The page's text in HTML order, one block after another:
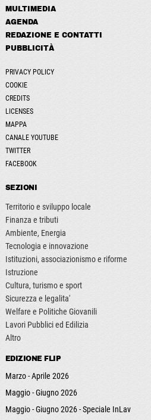
MULTIMEDIA
AGENDA
REDAZIONE E CONTATTI
PUBBLICITÀ
PRIVACY POLICY
COOKIE
CREDITS
LICENSES
MAPPA
CANALE YOUTUBE
TWITTER
FACEBOOK
SEZIONI
Territorio e sviluppo locale
Finanza e tributi
Ambiente, Energia
Tecnologia e innovazione
Istituzioni, associazionismo e riforme
Istruzione
Cultura, turismo e sport
Sicurezza e legalita'
Welfare e Politiche Giovanili
Lavori Pubblici ed Edilizia
Altro
EDIZIONE FLIP
Marzo - Aprile 2026
Maggio - Giugno 2026
Maggio - Giugno 2026 - Speciale InLav